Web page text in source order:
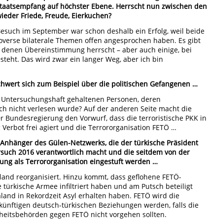
auf höchster Ebene. Herrscht nun zwischen den
Friede, Freude, Eierkuchen?
im September war schon deshalb ein Erfolg, weil beide
bilaterale Themen offen angesprochen haben. Es gibt
Übereinstimmung herrscht – aber auch einige, bei
Das wird zwar ein langer Weg, aber ich bin
sich zum Beispiel über die politischen Gefangenen …
gehaltenen Personen, deren
nicht verlesen wurde? Auf der anderen Seite macht die
Bundesregierung den Vorwurf, dass die terroristische PKK in
frei agiert und die Terrororganisation FETÖ …
des Gülen-Netzwerks, die der türkische Präsident
2016 verantwortlich macht und die seitdem von der
als Terrororganisation eingestuft werden …
reorganisiert. Hinzu kommt, dass geflohene FETÖ-
türkische Armee infiltriert haben und am Putsch beteiligt
in Rekordzeit Asyl erhalten haben. FETÖ wird die
deutsch-türkischen Beziehungen werden, falls die
gegen FETÖ nicht vorgehen sollten.